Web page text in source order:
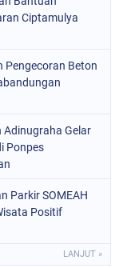
Ciptamulya
Pengecoran Beton
Adinugraha Gelar
Ponpes
Parkir SOMEAH
Positif
LANJUT »